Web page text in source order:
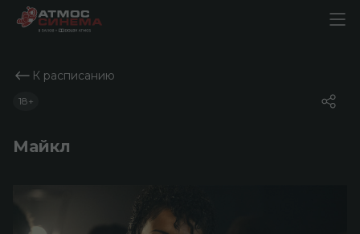
К расписанию
Майкл
18+